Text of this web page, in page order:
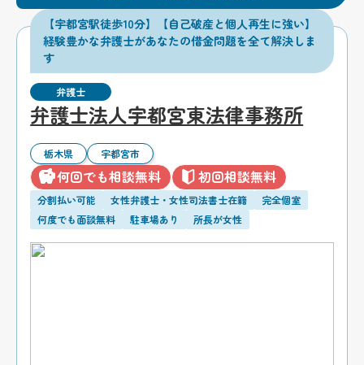
【宇都宮駅徒歩10分】【自己破産と個人再生に強い】
経験豊かな弁護士があなたの借金問題を全て解決しま
す
弁護士
弁護士法人宇都宮東法律事務所
栃木県 宇都宮市
何回でも相談無料 初回相談無料
分割払い可能 女性弁護士・女性司法書士在籍
完全個室
何度でも面談無料
駐車場あり 所長が女性